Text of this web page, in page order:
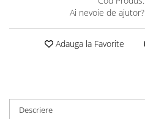
Ai nevoie de ajutor?
Adauga la Favorite
Descriere